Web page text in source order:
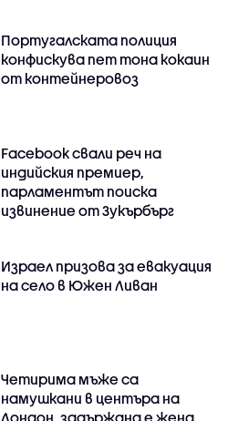
Португалската полиция
конфискува пет тона кокаин
от контейнеровоз
Facebook свали реч на
индийския премиер,
парламентът поиска
извинение от Зукърбърг
Израел призова за евакуация
на село в Южен Ливан
Четирима мъже са
намушкани в центъра на
Лондон, задържана е жена